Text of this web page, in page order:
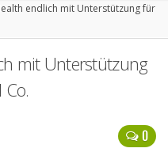
endlich mit Unterstützung für
mit Unterstützung
0